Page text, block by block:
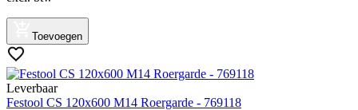
Toevoegen
Leverbaar
Festool CS 120x600 M14 Roergarde - 769118